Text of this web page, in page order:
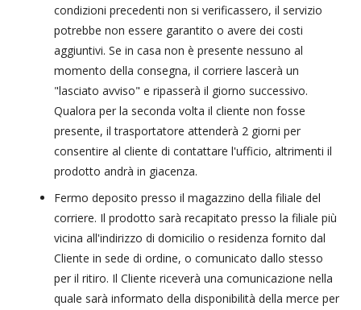
condizioni precedenti non si verificassero, il servizio
potrebbe non essere garantito o avere dei costi
aggiuntivi. Se in casa non è presente nessuno al
momento della consegna, il corriere lascerà un
"lasciato avviso" e ripasserà il giorno successivo.
Qualora per la seconda volta il cliente non fosse
presente, il trasportatore attenderà 2 giorni per
consentire al cliente di contattare l'ufficio, altrimenti il
prodotto andrà in giacenza.
Fermo deposito presso il magazzino della filiale del
corriere. Il prodotto sarà recapitato presso la filiale più
vicina all'indirizzo di domicilio o residenza fornito dal
Cliente in sede di ordine, o comunicato dallo stesso
per il ritiro. Il Cliente riceverà una comunicazione nella
quale sarà informato della disponibilità della merce per